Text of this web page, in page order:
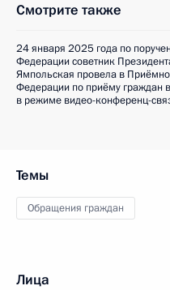
Смотрите также
24 января 2025 года по
Федерации советник
Ямпольская провела в
Федерации по приёму граждан
в режиме видео-конференц-
Темы
Обращения граждан
Лица